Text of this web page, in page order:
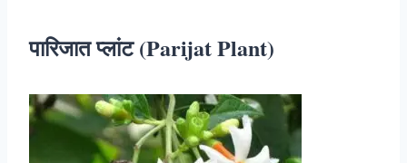
पारिजात प्लांट (Parijat Plant)